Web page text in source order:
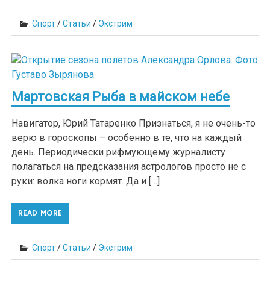
Спорт/Статьи / Экстрим
Мартовская Рыба в майском небе
Навигатор, Юрий Татаренко Признаться, я не очень-то
верю в гороскопы – особенно в те, что на каждый
день. Периодически рифмующему журналисту
полагаться на предсказания астрологов просто не с
руки: волка ноги кормят. Да и […]
READ MORE
Спорт/Статьи / Экстрим